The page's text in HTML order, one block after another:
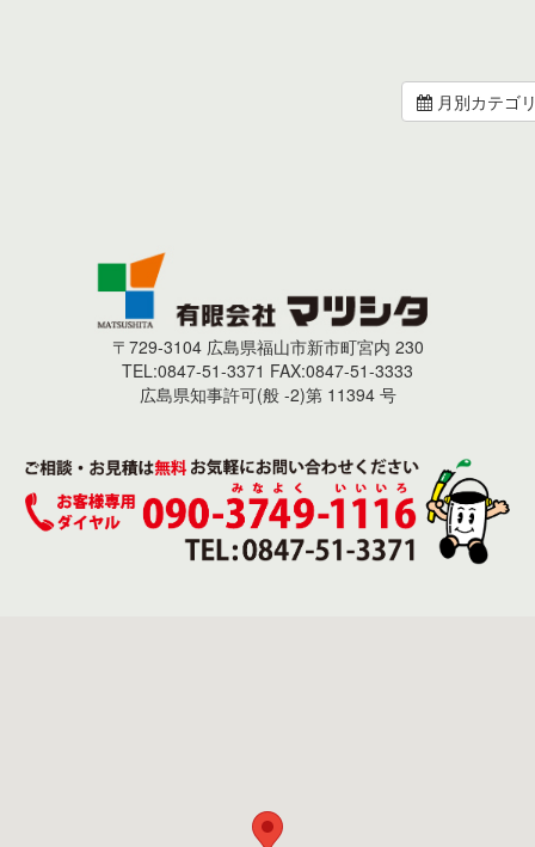
月別カテゴ
〒729-3104 広島県福山市新市町宮内 230
TEL:0847-51-3371 FAX:0847-51-3333
広島県知事許可(般 -2)第 11394 号